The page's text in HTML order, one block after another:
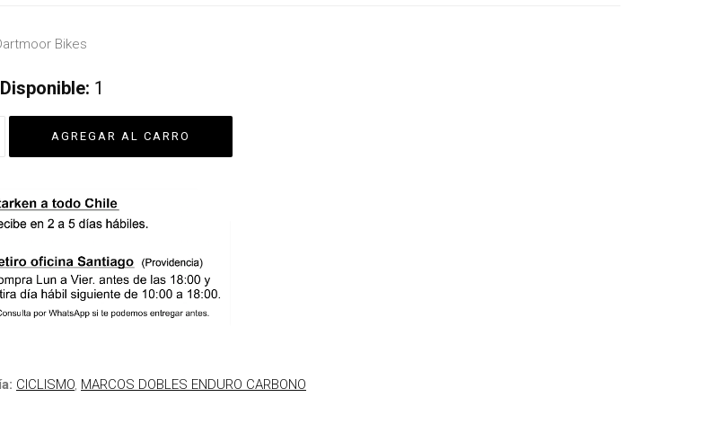
Bikes
1
CICLISMO, MARCOS DOBLES ENDURO CARBONO